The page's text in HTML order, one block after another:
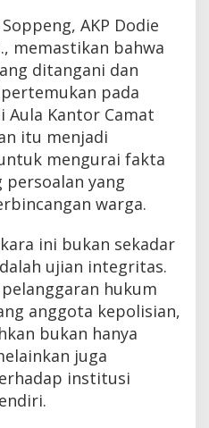
AKP Dodie
memastikan bahwa
ditangani dan
pada
Aula Kantor Camat
itu menjadi
mengurai fakta
yang
warga.
ini bukan sekadar
ujian integritas.
hukum
anggota kepolisian,
bukan hanya
juga
institusi